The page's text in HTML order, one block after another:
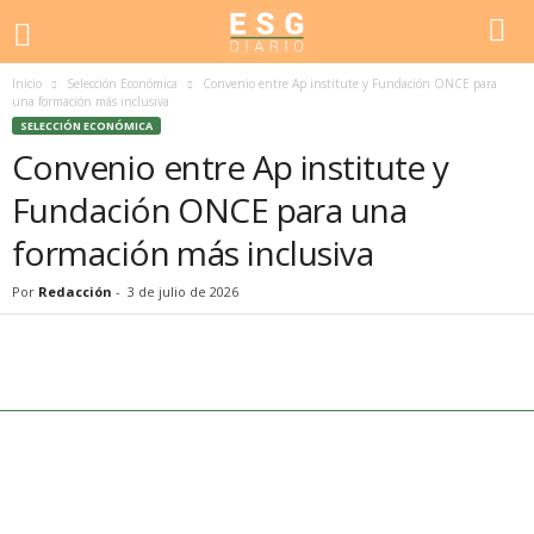
Inicio Selección Económica
Convenio entre Ap institute y Fundación ONCE para
una formación más inclusiva
SELECCIÓN ECONÓMICA
Convenio entre Ap institute y
Fundación ONCE para una
formación más inclusiva
Por Redacción - 3 de julio de 2026